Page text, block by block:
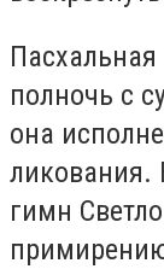
полночь с
она
ликования.
гимн